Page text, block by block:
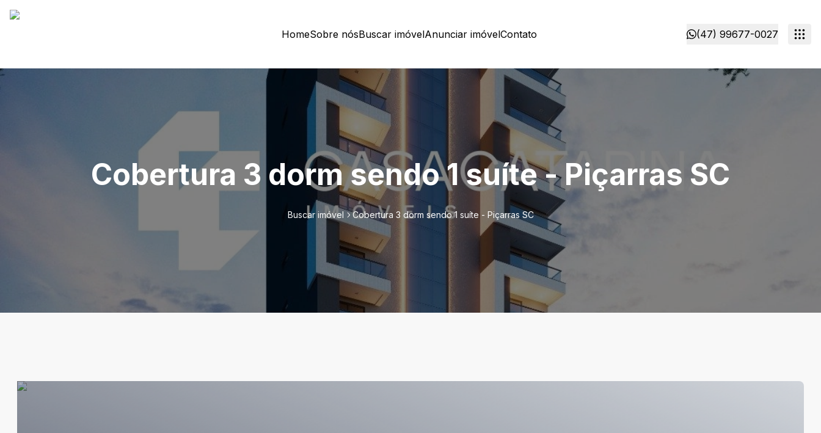
HomeSobre nósBuscar imóvelAnunciar imóvelContato (47) 99677-0027
Cobertura 3 dorm sendo 1 suíte - Piçarras SC
Buscar imóvel Cobertura 3 dorm sendo 1 suíte - Piçarras SC